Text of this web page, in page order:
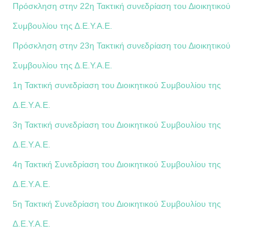
Πρόσκληση στην 22η Τακτική συνεδρίαση του Διοικητικού
Συμβουλίου της Δ.Ε.Υ.Α.Ε.
Πρόσκληση στην 23η Τακτική συνεδρίαση του Διοικητικού
Συμβουλίου της Δ.Ε.Υ.Α.Ε.
1η Τακτική συνεδρίαση του Διοικητικού Συμβουλίου της
Δ.Ε.Υ.Α.Ε.
3η Τακτική συνεδρίαση του Διοικητικού Συμβουλίου της
Δ.Ε.Υ.Α.Ε.
4η Τακτική Συνεδρίαση του Διοικητικού Συμβουλίου της
Δ.Ε.Υ.Α.Ε.
5η Τακτική Συνεδρίαση του Διοικητικού Συμβουλίου της
Δ.Ε.Υ.Α.Ε.